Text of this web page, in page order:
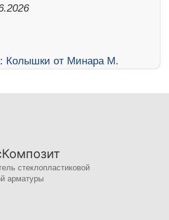
стеклопластиковой
арматуры